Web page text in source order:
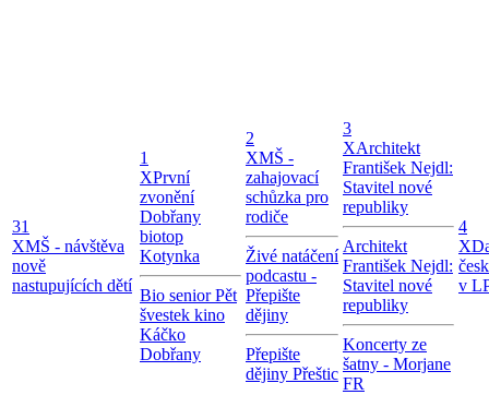
31
XMŠ - návštěva
nově
nastupujících dětí
1
XPrvní
zvonění
Dobřany
biotop
Kotynka
Bio senior Pět
švestek kino
Káčko
Dobřany
2
XMŠ -
zahajovací
schůzka pro
rodiče
Živé natáčení
podcastu -
Přepište
dějiny
Přepište
dějiny Přeštic
3
XArchitekt
František Nejdl:
Stavitel nové
republiky
Architekt
František Nejdl:
Stavitel nové
republiky
Koncerty ze
šatny - Morjane
FR
4
X
v